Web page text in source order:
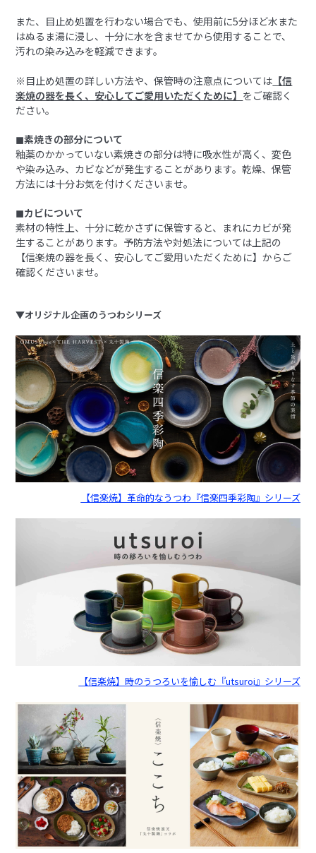
また、目止め処置を行わない場合でも、使用前に5分ほど水また
はぬるま湯に浸し、十分に水を含ませてから使用することで、
汚れの染み込みを軽減できます。
※目止め処置の詳しい方法や、保管時の注意点については 【信
楽焼の器を長く、安心してご愛用いただくために】 をご確認く
ださい。
◼︎素焼きの部分について
釉薬のかかっていない素焼きの部分は特に吸水性が高く、変色
や染み込み、カビなどが発生することがあります。乾燥、保管
方法には十分お気を付けくださいませ。
◼︎カビについて
素材の特性上、十分に乾かさずに保管すると、まれにカビが発
生することがあります。予防方法や対処法については上記の
【信楽焼の器を長く、安心してご愛用いただくために】からご
確認くださいませ。
▼オリジナル企画のうつわシリーズ
【信楽焼】革命的なうつわ『信楽四季彩陶』シリーズ
【信楽焼】時のうつろいを愉しむ『utsuroi』シリーズ